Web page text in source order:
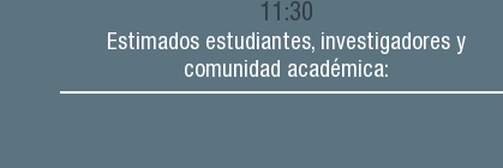
11:30
Estimados estudiantes, investigadores y
comunidad académica: